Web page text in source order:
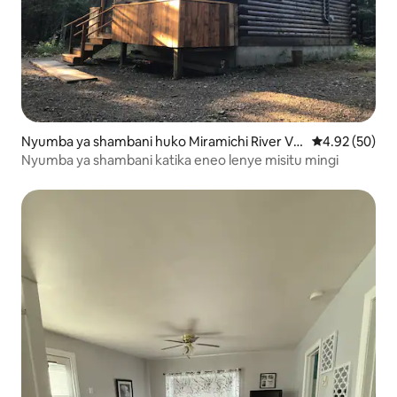
Nyumba ya shambani huko Miramichi River Vall
ey
Ukadiriaji wa
4.92 (50)
Nyumba ya shambani katika eneo lenye misitu mingi